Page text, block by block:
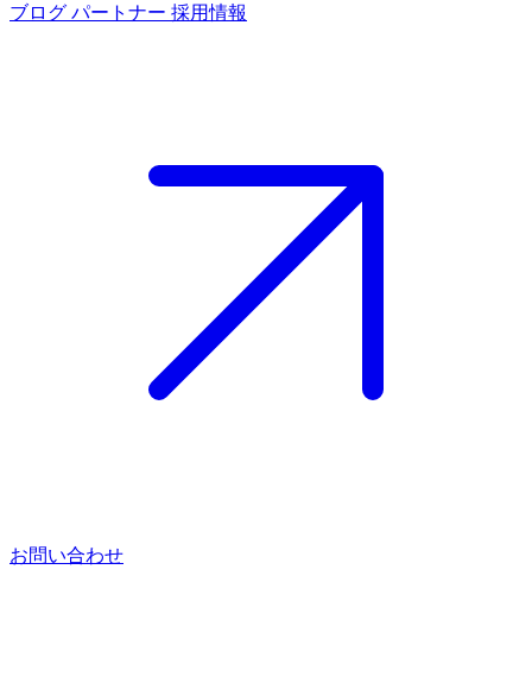
ブログ パートナー 採用情報
お問い合わせ